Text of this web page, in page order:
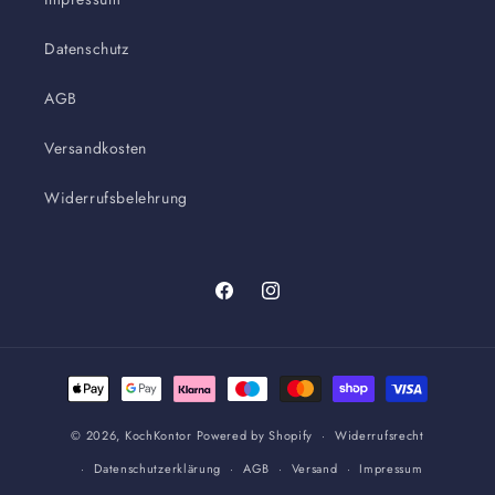
Datenschutz
AGB
Versandkosten
Widerrufsbelehrung
FacebookInstagram
Zahlungsmethoden
© 2026, KochKontor Powered by Shopify
Widerrufsrecht
Datenschutzerklärung
AGB Versand Impressum